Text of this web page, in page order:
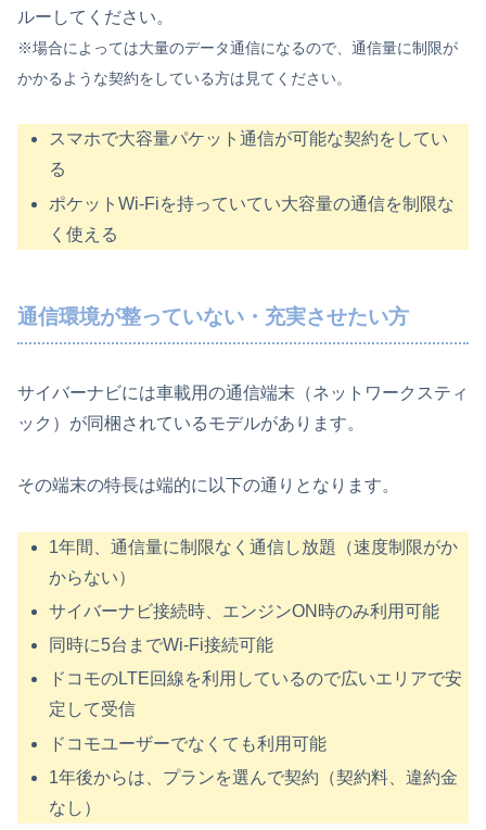
ルーしてください。
※場合によっては大量のデータ通信になるので、 通信量に制限が
かかるような契約をしている方は見てください。
スマホで大容量パケット通信が可能な契約をしてい
る
ポケットWi-Fiを持っていてい大容量の通信を制限な
く使える
通信環境が整っていない・充実させたい方
サイバーナビには車載用の通信端末（ネットワークスティ
ック）が同梱されているモデルがあります。
その端末の特長は端的に以下の通りとなります。
1年間、通信量に制限なく通信し放題（速度制限がか
からない）
サイバーナビ接続時、エンジンON時のみ利用可能
同時に5台までWi-Fi接続可能
ドコモのLTE回線を利用しているので広いエリアで安
定して受信
ドコモユーザーでなくても利用可能
1年後からは、プランを選んで契約（契約料、違約金
なし）